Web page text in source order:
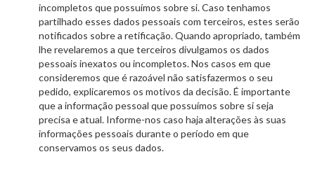
incompletos que possuímos sobre si. Caso tenhamos
partilhado esses dados pessoais com terceiros, estes serão
notificados sobre a retificação. Quando apropriado, também
lhe revelaremos a que terceiros divulgamos os dados
pessoais inexatos ou incompletos. Nos casos em que
consideremos que é razoável não satisfazermos o seu
pedido, explicaremos os motivos da decisão. É importante
que a informação pessoal que possuímos sobre si seja
precisa e atual. Informe-nos caso haja alterações às suas
informações pessoais durante o período em que
conservamos os seus dados.